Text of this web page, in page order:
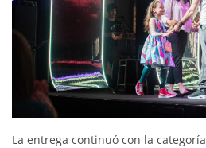
La entrega continuó con la categoría